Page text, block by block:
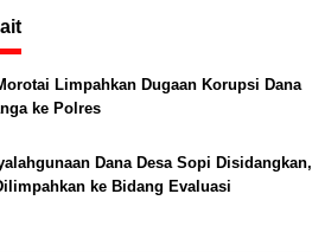
Limpahkan Dugaan Korupsi Dana
ke Polres
Dana Desa Sopi Disidangkan,
ke Bidang Evaluasi